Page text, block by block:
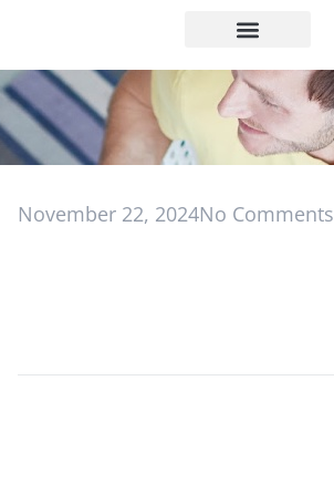
November 22, 2024No Comments